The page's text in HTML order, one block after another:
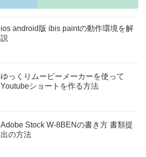
ios android版 ibis paintの動作環境を解
説
ゆっくりムービーメーカーを使って
Youtubeショートを作る方法
Adobe Stock W-8BENの書き方 書類提
出の方法